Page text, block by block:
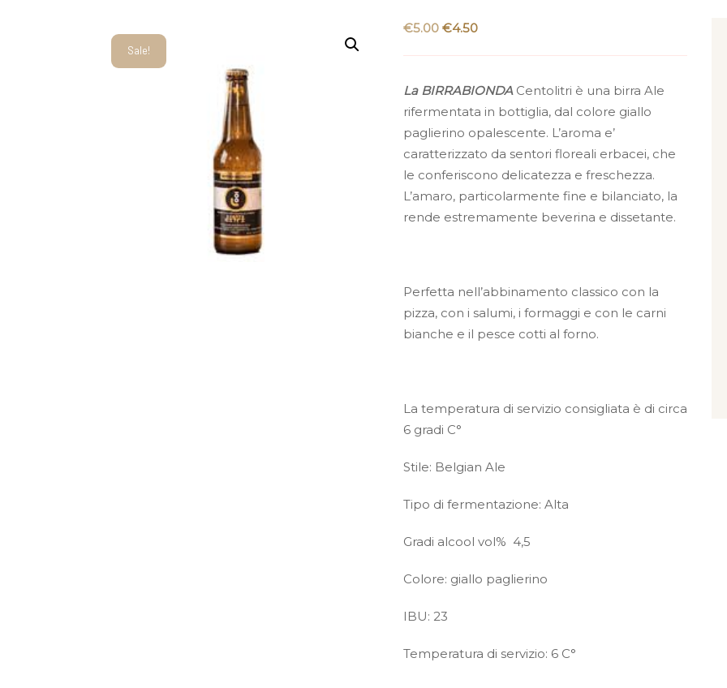
Sale!
€5.00 Original
€5.00.
€4.50Current
€4.50.
La BIRRABIONDACentolitri è una birra Ale
rifermentata in bottiglia, dal colore giallo
paglierino opalescente. L’aroma e’
caratterizzato da sentori floreali erbacei, che
le conferiscono delicatezza e freschezza.
L’amaro, particolarmente fine e bilanciato, la
rende estremamente beverina e dissetante.
Perfetta nell’abbinamento classico con la
pizza, con i salumi, i formaggi e con le carni
bianche e il pesce cotti al forno.
La temperatura di servizio consigliata è di circa
6 gradi C°
Stile: Belgian Ale
Tipo di fermentazione: Alta
Gradi alcool vol% 4,5
Colore: giallo paglierino
IBU: 23
Temperatura di servizio: 6 C°